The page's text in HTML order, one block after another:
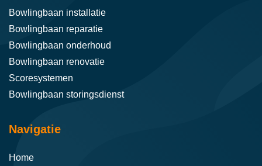
Bowlingbaan installatie
Bowlingbaan reparatie
Bowlingbaan onderhoud
Bowlingbaan renovatie
Scoresystemen
Bowlingbaan storingsdienst
Navigatie
Home